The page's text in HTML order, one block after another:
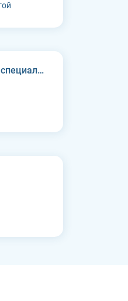
Слесарь-ремонтник (горная специальная техника)